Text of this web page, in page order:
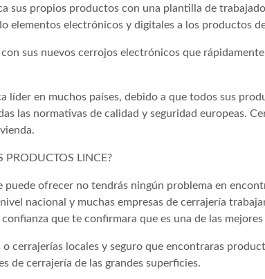
sus propios productos con una plantilla de
elementos electrónicos y digitales a los productos
sus nuevos cerrojos electrónicos que
líder en muchos países, debido a que todos sus
las normativas de calidad y seguridad europeas.
PRODUCTOS LINCE?
puede ofrecer no tendrás ningún problema en
nacional y muchas empresas de cerrajería
que te confirmara que es una de las mejores
cerrajerías locales y seguro que encontraras
de cerrajería de las grandes superficies.